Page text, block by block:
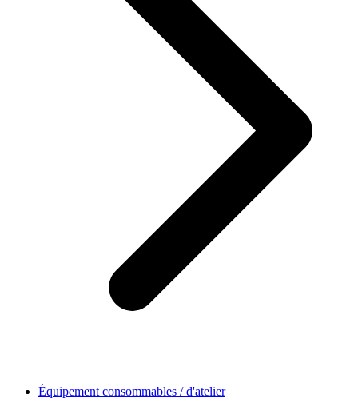
Équipement consommables / d'atelier